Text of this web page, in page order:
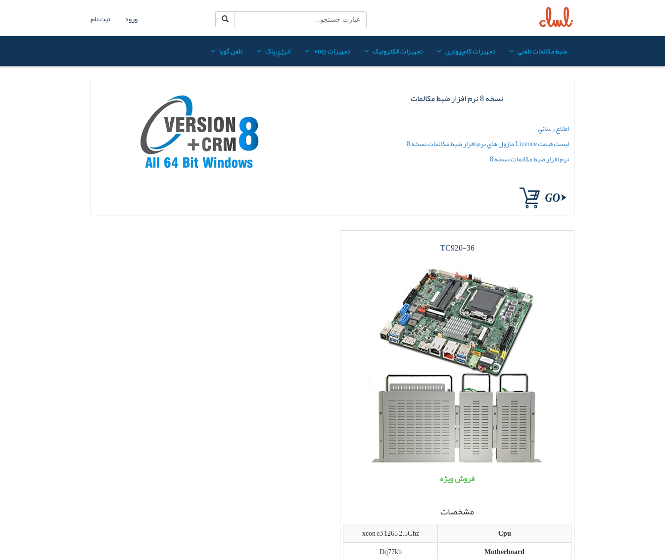
ورود ثبت نام
ضبط مکالمات تلفني تجهيزات کامپيوتري تجهيزات الکترونيک تجهيزات voip انرژي پاک تلفن گويا
نسخه 8 نرم افزار ضبط مکالمات
اطلاع رساني
ليست قيمت Licence ماژول هاي نرم افزار ضبط مکالمات نسخه 8
نرم افزار ضبط مکالمات نسخه 8
TC920-36
فروش ويژه
مشخصات
Cpu
xeon e3 1265 2.5Ghz
Motherboard
Dq77kb